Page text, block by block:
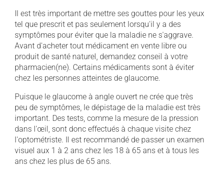
Il est très important de mettre ses gouttes pour les yeux
tel que prescrit et pas seulement lorsqu'il y a des
symptômes pour éviter que la maladie ne s'aggrave.
Avant d'acheter tout médicament en vente libre ou
produit de santé naturel, demandez conseil à votre
pharmacien(ne). Certains médicaments sont à éviter
chez les personnes atteintes de glaucome.
Puisque le glaucome à angle ouvert ne crée que très
peu de symptômes, le dépistage de la maladie est très
important. Des tests, comme la mesure de la pression
dans l'œil, sont donc effectués à chaque visite chez
l'optométriste. Il est recommandé de passer un examen
visuel aux 1 à 2 ans chez les 18 à 65 ans et à tous les
ans chez les plus de 65 ans.